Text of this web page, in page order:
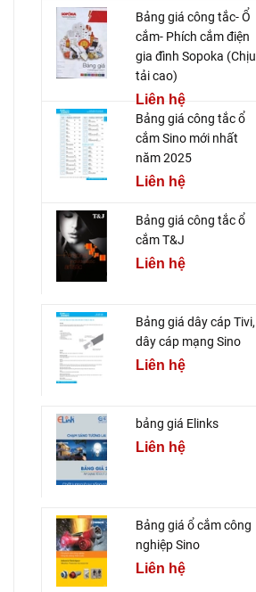
Bảng giá công tắc- Ổ
cắm- Phích cắm điện
gia đình Sopoka (Chịu
tải cao)
Liên hệ
Bảng giá công tắc ổ
cắm Sino mới nhất
năm 2025
Liên hệ
Bảng giá công tắc ổ
cắm T&J
Liên hệ
Bảng giá dây cáp Tivi,
dây cáp mạng Sino
Liên hệ
bảng giá Elinks
Liên hệ
Bảng giá ổ cắm công
nghiệp Sino
Liên hệ